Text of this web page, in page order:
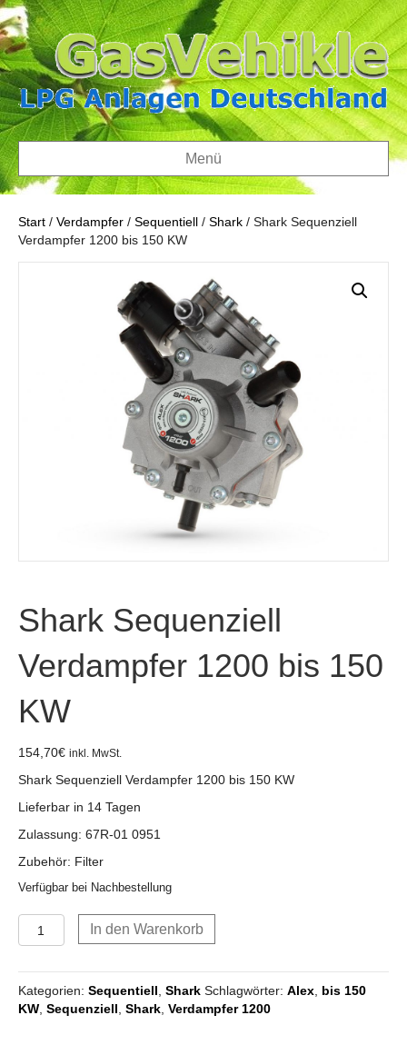
Menü
Start / Verdampfer / Sequentiell / Shark / Shark Sequenziell
Verdampfer 1200 bis 150 KW
Shark Sequenziell
Verdampfer 1200 bis 150
KW
154,70€ inkl. MwSt.
Shark Sequenziell Verdampfer 1200 bis 150 KW
Lieferbar in 14 Tagen
Zulassung: 67R-01 0951
Zubehör: Filter
Verfügbar bei Nachbestellung
Shark
Sequenziell
1200
bis
150
In den Warenkorb
Kategorien: Sequentiell, Shark Schlagwörter: Alex, bis 150
KW, Sequenziell, Shark, Verdampfer 1200